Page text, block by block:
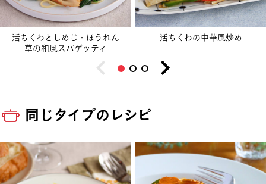
活ちくわとしめじ・ほうれん
草の和風スパゲッティ
活ちくわの中華風炒め
同じタイプのレシピ